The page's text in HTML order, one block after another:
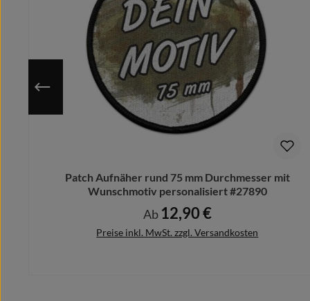
Dabei werden die Farben mit hoher Temperatur und
Dieses spezielle Herstellungsverfahren macht uns
Ideal zur dauerhaften Individualisierung von Jacken,
(Hinweis: Im Lieferumfang ist der Patch inkl.
Patch Aufnäher rund 75 mm Durchmesser mit
Wunschmotiv personalisiert #27890
Regulärer Preis:
Ab 12,90 €
Preise inkl. MwSt. zzgl. Versandkosten